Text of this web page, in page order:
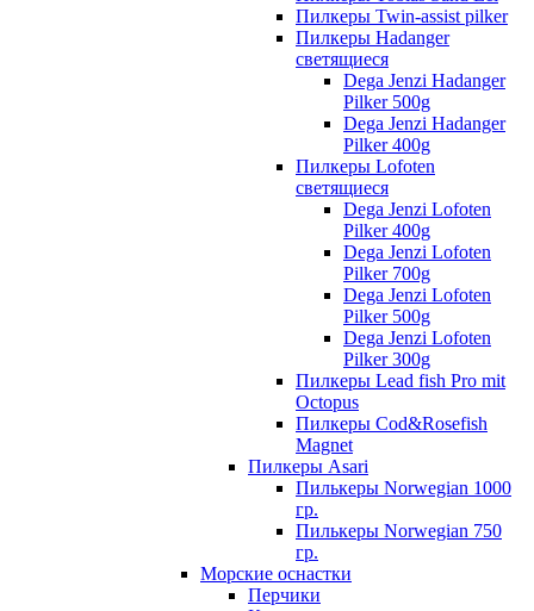
Пилкеры Twin-assist pilker
Пилкеры Hadanger
светящиеся
Dega Jenzi Hadanger
Pilker 500g
Dega Jenzi Hadanger
Pilker 400g
Пилкеры Lofoten
светящиеся
Dega Jenzi Lofoten
Pilker 400g
Dega Jenzi Lofoten
Pilker 700g
Dega Jenzi Lofoten
Pilker 500g
Dega Jenzi Lofoten
Pilker 300g
Пилкеры Lead fish Pro mit
Octopus
Пилкеры Cod&Rosefish
Magnet
Пилкеры Asari
Пилькеры Norwegian 1000
гр.
Пилькеры Norwegian 750
гр.
Морские оснастки
Перчики